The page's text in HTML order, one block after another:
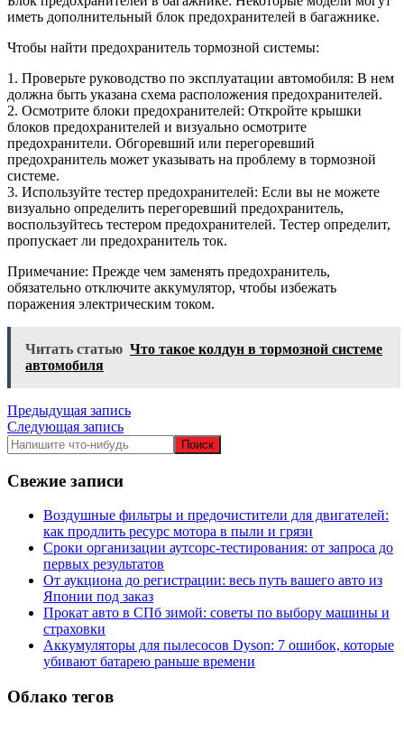
иметь дополнительный блок предохранителей в багажнике.
Чтобы найти предохранитель тормозной системы:
1. Проверьте руководство по эксплуатации автомобиля: В нем
должна быть указана схема расположения предохранителей.
2. Осмотрите блоки предохранителей: Откройте крышки
блоков предохранителей и визуально осмотрите
предохранители. Обгоревший или перегоревший
предохранитель может указывать на проблему в тормозной
системе.
3. Используйте тестер предохранителей: Если вы не можете
визуально определить перегоревший предохранитель,
воспользуйтесь тестером предохранителей. Тестер определит,
пропускает ли предохранитель ток.
Примечание: Прежде чем заменять предохранитель,
обязательно отключите аккумулятор, чтобы избежать
поражения электрическим током.
Читать статью Что такое колдун в тормозной системе
автомобиля
Навигация
по
записям
Предыдущая запись
Следующая запись
Свежие записи
Воздушные фильтры и предочистители для двигателей:
как продлить ресурс мотора в пыли и грязи
Сроки организации аутсорс‑тестирования: от запроса до
первых результатов
От аукциона до регистрации: весь путь вашего авто из
Японии под заказ
Прокат авто в СПб зимой: советы по выбору машины и
страховки
Аккумуляторы для пылесосов Dyson: 7 ошибок, которые
убивают батарею раньше времени
Облако тегов